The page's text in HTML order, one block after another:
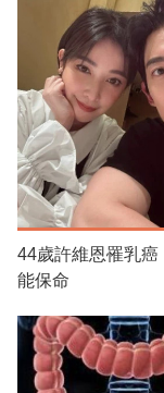
44歲許維恩罹乳
能保命